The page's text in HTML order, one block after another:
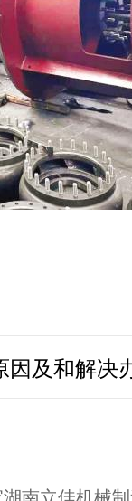
因及和解决